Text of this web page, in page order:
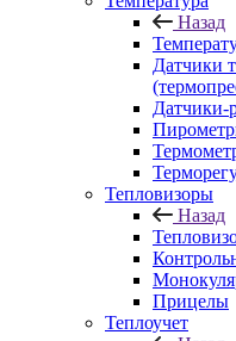
Назад
Датчики
Датчики-
Тепловизоры
Назад
Прицелы
Теплоучет